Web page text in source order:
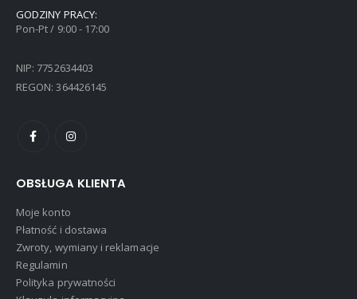
GODZINY PRACY:
Pon-Pt / 9:00 - 17:00
NIP: 7752634403
REGON: 364426145
OBSŁUGA KLIENTA
Moje konto
Płatność i dostawa
Zwroty, wymiany i reklamacje
Regulamin
Polityka prywatności